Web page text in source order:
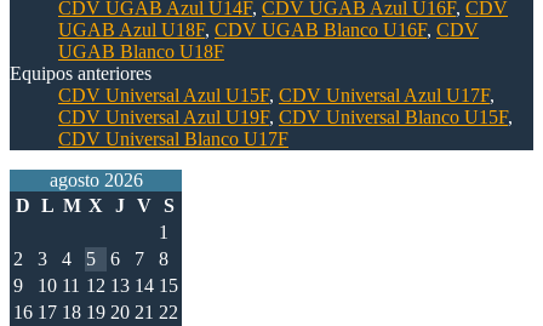
CDV UGAB Azul U14F, CDV UGAB Azul U16F, CDV
UGAB Azul U18F, CDV UGAB Blanco U16F, CDV
UGAB Blanco U18F
Equipos anteriores
CDV Universal Azul U15F, CDV Universal Azul U17F,
CDV Universal Azul U19F, CDV Universal Blanco U15F,
CDV Universal Blanco U17F
agosto 2026
D L M X J V S
1
2
3 4 5 6 7
8
9
10 11 12 13 14 15
16 17 18 19 20 21 22